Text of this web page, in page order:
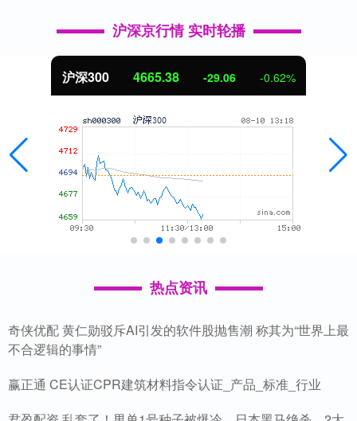
沪深京行情 实时轮播
沪深300 4665.38 -29.06 -0.62%
热点资讯
奇侠优配 黄仁勋驳斥AI引发的软件股抛售潮 称其为“世界上最
不合逻辑的事情”
赢正通 CE认证CPR建筑材料指令认证_产品_标准_行业